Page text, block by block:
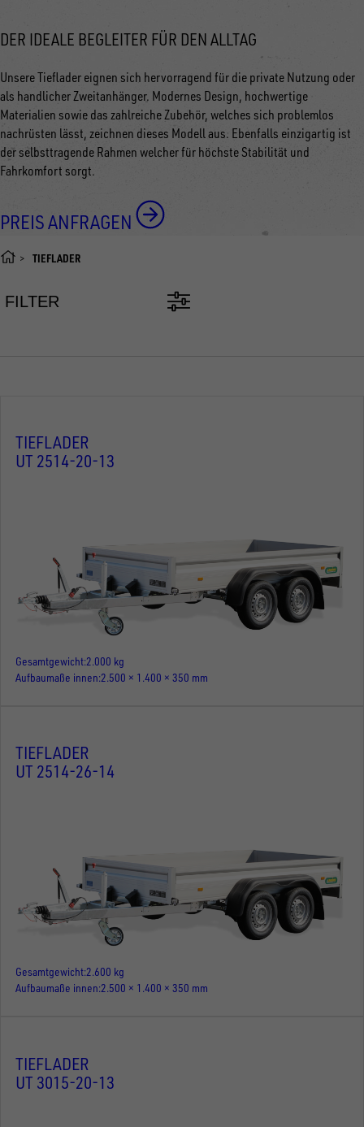
DER IDEALE BEGLEITER FÜR DEN ALLTAG
Unsere Tieflader eignen sich hervorragend für die private Nutzung oder
als handlicher Zweitanhänger. Modernes Design, hochwertige
Materialien sowie das zahlreiche Zubehör, welches sich problemlos
nachrüsten lässt, zeichnen dieses Modell aus. Ebenfalls einzigartig ist
der selbsttragende Rahmen welcher für höchste Stabilität und
Fahrkomfort sorgt.
PREIS ANFRAGEN
TIEFLADER
FILTER
TIEFLADER
UT 2514-20-13
Gesamtgewicht 2.000 kg
Aufbaumaße innen 2.500 × 1.400 × 350 mm
TIEFLADER
UT 2514-26-14
Gesamtgewicht 2.600 kg
Aufbaumaße innen 2.500 × 1.400 × 350 mm
TIEFLADER
UT 3015-20-13